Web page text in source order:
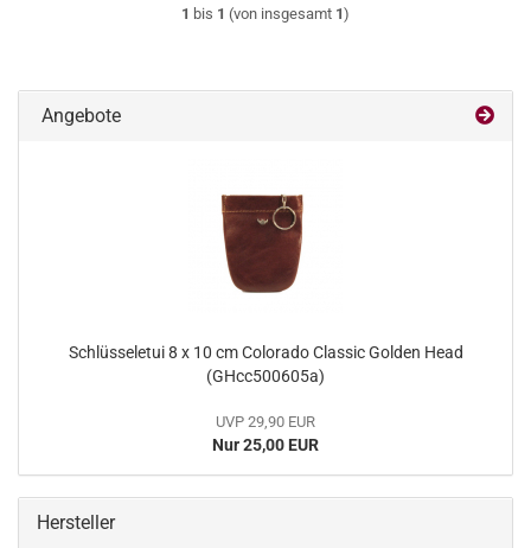
1 bis 1 (von insgesamt 1)
Angebote
Schlüsseletui 8 x 10 cm Colorado Classic Golden Head
(GHcc500605a)
UVP 29,90 EUR
Nur 25,00 EUR
Hersteller